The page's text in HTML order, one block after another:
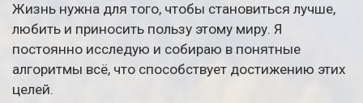
Жизнь нужна для того, чтобы становиться лучше,
любить и приносить пользу этому миру. Я
постоянно исследую и собираю в понятные
алгоритмы всё, что способствует достижению этих
целей.